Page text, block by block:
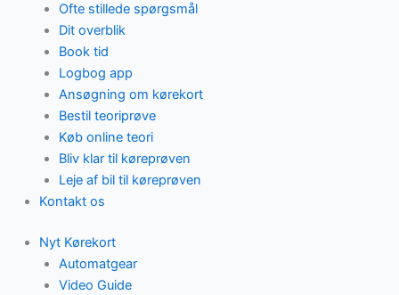
Ofte stillede spørgsmål
Dit overblik
Book tid
Logbog app
Ansøgning om kørekort
Bestil teoriprøve
Køb online teori
Bliv klar til køreprøven
Leje af bil til køreprøven
Kontakt os
Nyt Kørekort
Automatgear
Video Guide